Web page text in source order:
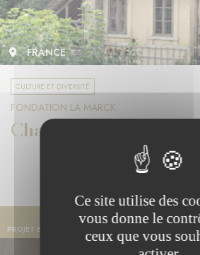
FRANCE
CULTURE ET DIVERSITÉ
FONDATION LA MARCK
Chantiers de Versailles
PROJET EN COURS
Ce site utilise des
vous donne le
ceux que vous